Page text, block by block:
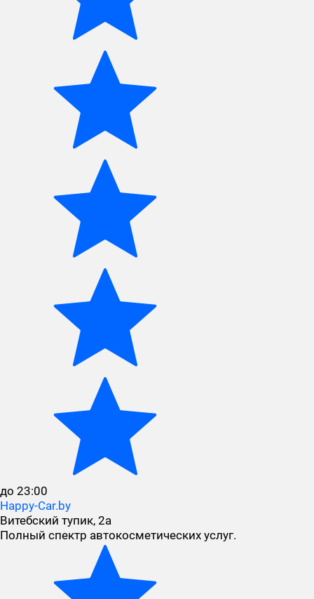
до 23:00
Happy-Car.by
Витебский тупик, 2а
Полный спектр автокосметических услуг.